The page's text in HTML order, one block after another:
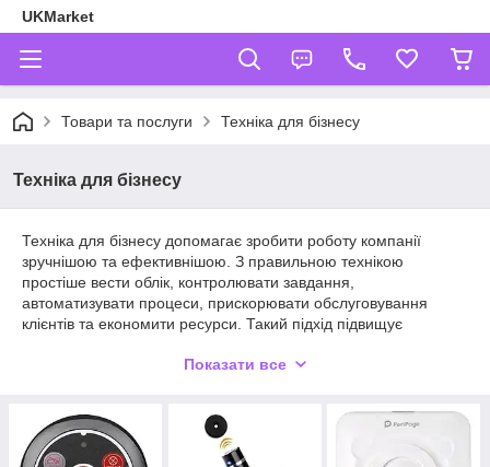
UKMarket
Товари та послуги Техніка для бізнесу
Техніка для бізнесу
Техніка для бізнесу допомагає зробити роботу компанії
зручнішою та ефективнішою. З правильною технікою
простіше вести облік, контролювати завдання,
автоматизувати процеси, прискорювати обслуговування
клієнтів та економити ресурси. Такий підхід підвищує
не на дрібних проблемах.
проекторів та POS-терміналів до професійних вимірювальних
приладів. Вони допомагають налагодити внутрішні процеси,
покращити сервіс та створити комфортні умови для
Показати все